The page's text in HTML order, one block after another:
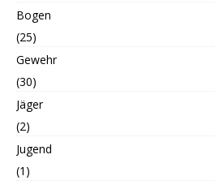
Bogen
(25)
Gewehr
(30)
Jäger
(2)
Jugend
(1)